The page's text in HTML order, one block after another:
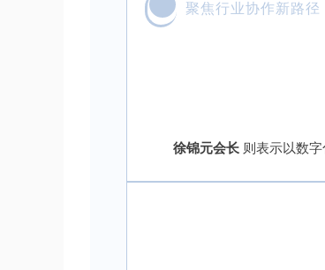
聚焦行业协作新路径
徐锦元会长 则表示以数